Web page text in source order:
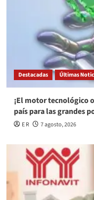
Destacadas Últimas
¡El motor tecnológico
país para las grandes
E R 7 agosto, 2026